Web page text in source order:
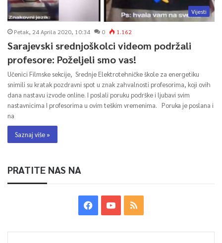
Vijesti
Petak, 24 Aprila 2020, 10:34 0 1.162
Sarajevski srednjoškolci videom podržali
profesore: Poželjeli smo vas!
Učenici Filmske sekcije, Srednje Elektrotehničke škole za energetiku
snimili su kratak pozdravni spot u znak zahvalnosti profesorima, koji ovih
dana nastavu izvode online. I poslali poruku podrške i ljubavi svim
nastavnicima I profesorima u ovim teškim vremenima. Poruka je poslana i
na
Saznaj više »
PRATITE NAS NA